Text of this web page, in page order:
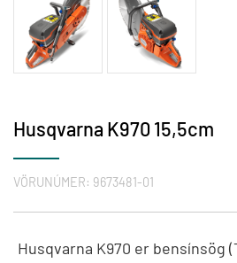
Husqvarna K970 15,5cm
VÖRUNÚMER: 9673481-01
Husqvarna K970 er bensínsög